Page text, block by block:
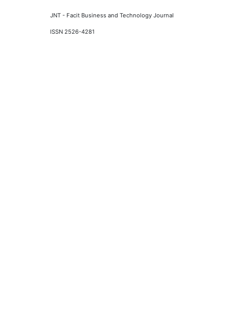
JNT - Facit Business and Technology Journal
ISSN 2526-4281